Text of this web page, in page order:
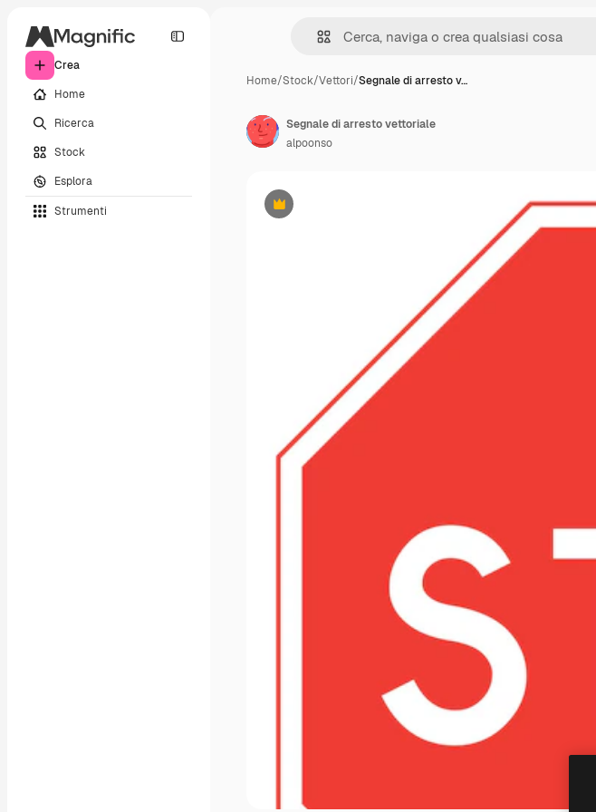
Crea
Home
Ricerca
Stock
Esplora
Strumenti
Home/Stock/Vettori/Segnale di arresto v…
Premium
Segnale di arresto vettoriale
alpoonso